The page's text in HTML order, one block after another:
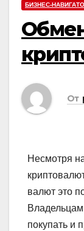
БИЗНЕС-
От
Несмотря
валют это
покупать и